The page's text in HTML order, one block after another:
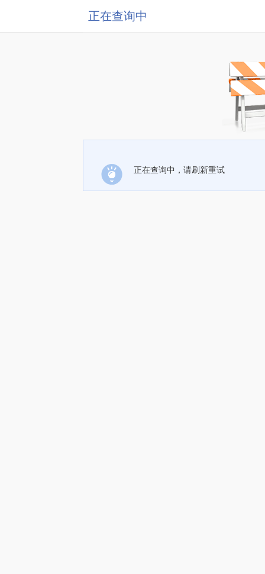
正在查询中
正在查询中，请刷新重试